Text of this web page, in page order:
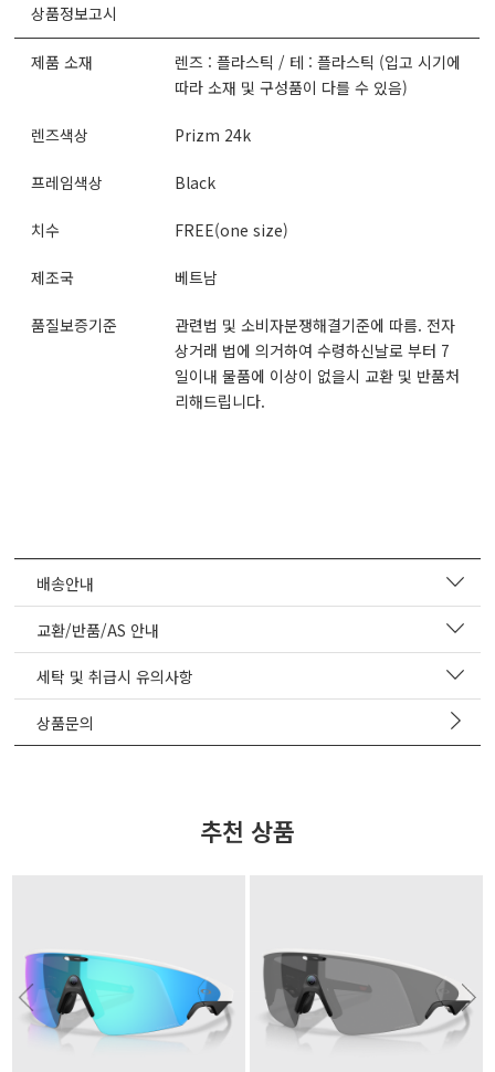
상품정보고시
제품 소재
렌즈 : 플라스틱 / 테 : 플라스틱 (입고 시기에
따라 소재 및 구성품이 다를 수 있음)
렌즈색상 Prizm 24k
프레임색상 Black
치수 FREE(one size)
제조국 베트남
품질보증기준
관련법 및 소비자분쟁해결기준에 따름. 전자
상거래 법에 의거하여 수령하신날로 부터 7
일이내 물품에 이상이 없을시 교환 및 반품처
리해드립니다.
배송안내
교환/반품/AS 안내
세탁 및 취급시 유의사항
상품문의
추천 상품